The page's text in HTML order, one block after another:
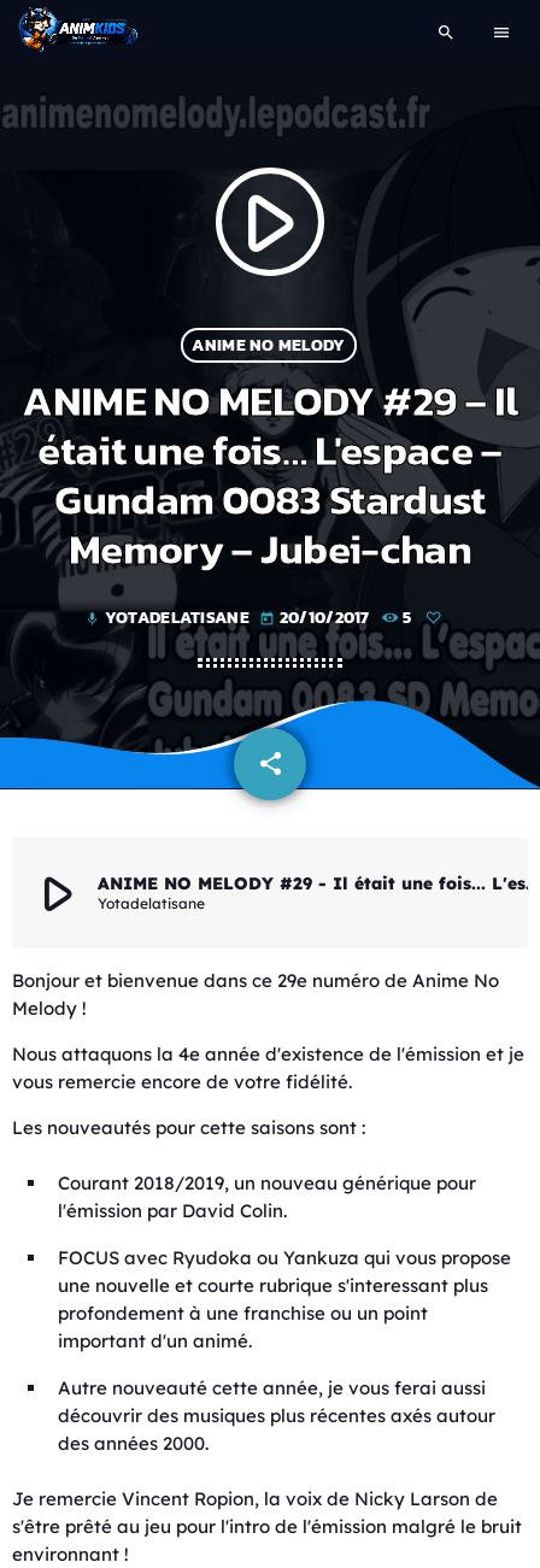
search menu
play_arrow
ANIME NO MELODY
ANIME NO MELODY #29 – Il
était une fois… L'espace –
Gundam 0083 Stardust
Memory – Jubei-chan
mic YOTADELATISANE today 20/10/2017 5
share
email
play_arrow ANIME NO MELODY #29 - Il était une fois... L'espace - Gundam 0083 Stardust Memory - Jubei-chan
Yotadelatisane
Bonjour et bienvenue dans ce 29e numéro de Anime No
Melody !
Nous attaquons la 4e année d'existence de l'émission et je
vous remercie encore de votre fidélité.
Les nouveautés pour cette saisons sont :
Courant 2018/2019, un nouveau générique pour
l'émission par David Colin.
FOCUS avec Ryudoka ou Yankuza qui vous propose
une nouvelle et courte rubrique s'interessant plus
profondement à une franchise ou un point
important d'un animé.
Autre nouveauté cette année, je vous ferai aussi
découvrir des musiques plus récentes axés autour
des années 2000.
Je remercie Vincent Ropion, la voix de Nicky Larson de
s'être prêté au jeu pour l'intro de l'émission malgré le bruit
environnant !